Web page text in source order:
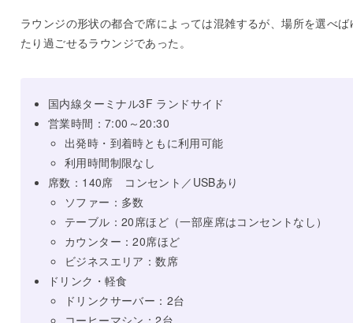
ラウンジの形状の都合で席によっては混雑するが、場所を選べば
たり過ごせるラウンジであった。
国内線ターミナル3F ランドサイド
営業時間：7:00～20:30
出発時・到着時ともに利用可能
利用時間制限なし
席数：140席 コンセント／USBあり
ソファー：多数
テーブル：20席ほど（一部座席はコンセントなし）
カウンター：20席ほど
ビジネスエリア：数席
ドリンク・軽食
ドリンクサーバー：2台